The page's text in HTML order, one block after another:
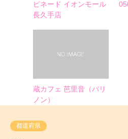
ピネード イオンモール
長久手店
蔵カフェ 芭里音（バリ
ノン）
都道府県